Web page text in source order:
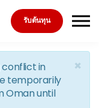
รับต้นทุน
×
in
temporarily
Oman until